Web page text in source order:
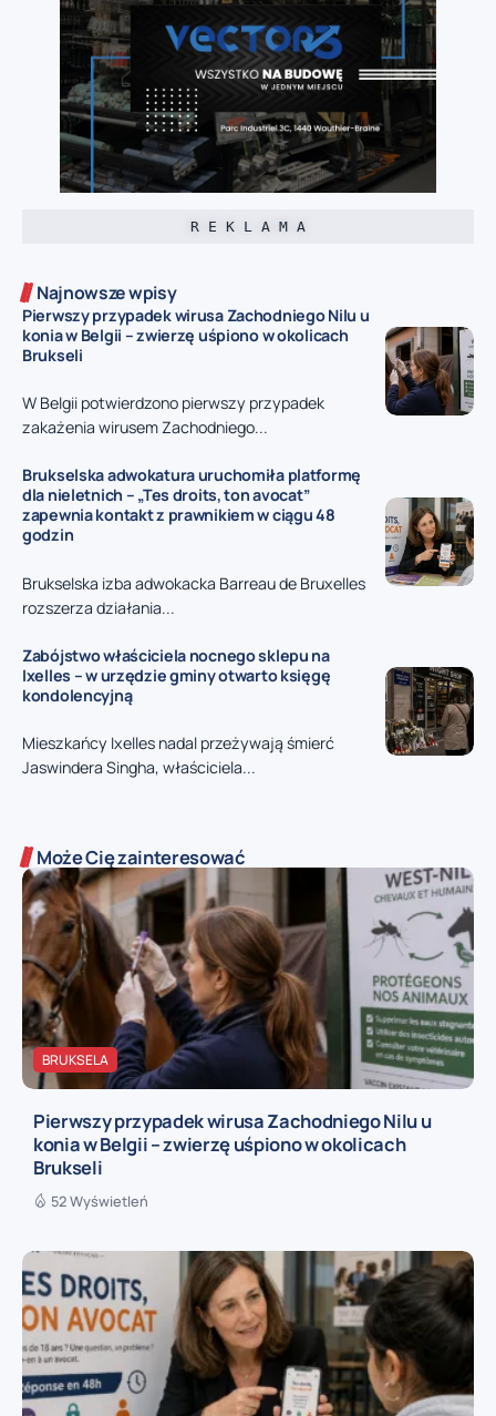
R E K L A M A
Najnowsze wpisy
Pierwszy przypadek wirusa Zachodniego Nilu u
konia w Belgii – zwierzę uśpiono w okolicach
Brukseli
W Belgii potwierdzono pierwszy przypadek
zakażenia wirusem Zachodniego...
Brukselska adwokatura uruchomiła platformę
dla nieletnich – „Tes droits, ton avocat”
zapewnia kontakt z prawnikiem w ciągu 48
godzin
Brukselska izba adwokacka Barreau de Bruxelles
rozszerza działania...
Zabójstwo właściciela nocnego sklepu na
Ixelles – w urzędzie gminy otwarto księgę
kondolencyjną
Mieszkańcy Ixelles nadal przeżywają śmierć
Jaswindera Singha, właściciela...
Może Cię zainteresować
BRUKSELA
Pierwszy przypadek wirusa Zachodniego Nilu u
konia w Belgii – zwierzę uśpiono w okolicach
Brukseli
52 Wyświetleń